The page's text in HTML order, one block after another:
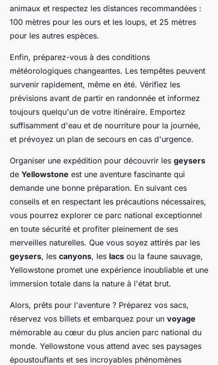
animaux et respectez les distances recommandées :
100 mètres pour les ours et les loups, et 25 mètres
pour les autres espèces.
Enfin, préparez-vous à des conditions
météorologiques changeantes. Les tempêtes peuvent
survenir rapidement, même en été. Vérifiez les
prévisions avant de partir en randonnée et informez
toujours quelqu'un de votre itinéraire. Emportez
suffisamment d'eau et de nourriture pour la journée,
et prévoyez un plan de secours en cas d'urgence.
Organiser une expédition pour découvrir les geysers
de Yellowstone est une aventure fascinante qui
demande une bonne préparation. En suivant ces
conseils et en respectant les précautions nécessaires,
vous pourrez explorer ce parc national exceptionnel
en toute sécurité et profiter pleinement de ses
merveilles naturelles. Que vous soyez attirés par les
geysers, les canyons, les lacs ou la faune sauvage,
Yellowstone promet une expérience inoubliable et une
immersion totale dans la nature à l'état brut.
Alors, prêts pour l'aventure ? Préparez vos sacs,
réservez vos billets et embarquez pour un voyage
mémorable au cœur du plus ancien parc national du
monde. Yellowstone vous attend avec ses paysages
époustouflants et ses incroyables phénomènes